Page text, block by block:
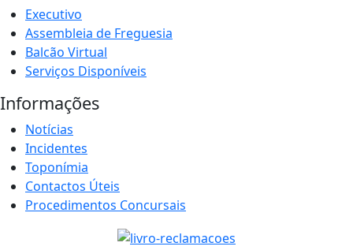
Executivo
Assembleia de Freguesia
Balcão Virtual
Serviços Disponíveis
Informações
Notícias
Incidentes
Toponímia
Contactos Úteis
Procedimentos Concursais